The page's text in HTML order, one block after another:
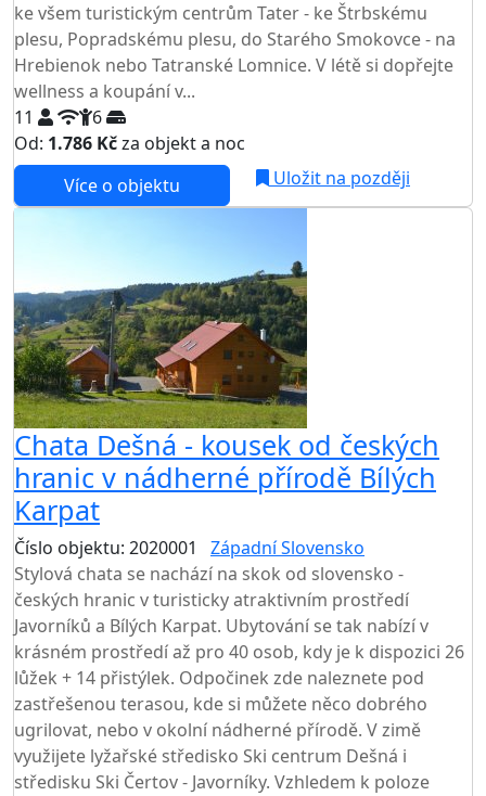
ke všem turistickým centrům Tater - ke Štrbskému
plesu, Popradskému plesu, do Starého Smokovce - na
Hrebienok nebo Tatranské Lomnice. V létě si dopřejte
wellness a koupání v...
11
6
Od: 1.786 Kčza objekt a noc
Více o objektu Uložit na později
Chata Dešná - kousek od českých
hranic v nádherné přírodě Bílých
Karpat
Číslo objektu: 2020001
Západní Slovensko
Stylová chata se nachází na skok od slovensko -
českých hranic v turisticky atraktivním prostředí
Javorníků a Bílých Karpat. Ubytování se tak nabízí v
krásném prostředí až pro 40 osob, kdy je k dispozici 26
lůžek + 14 přistýlek. Odpočinek zde naleznete pod
zastřešenou terasou, kde si můžete něco dobrého
ugrilovat, nebo v okolní nádherné přírodě. V zimě
využijete lyžařské středisko Ski centrum Dešná i
středisku Ski Čertov - Javorníky. Vzhledem k poloze